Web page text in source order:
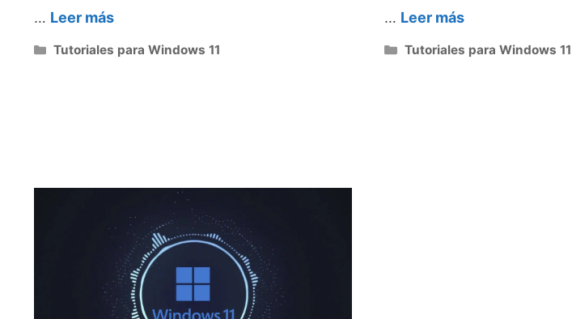
… Leer más
Categorías
Tutoriales para Windows 11
… Leer más
Categorías
Tutoriales para Windows 11